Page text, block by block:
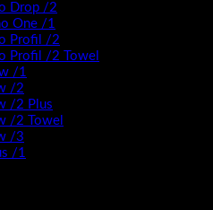
Drop /2
One /1
Profil /2
Profil /2 Towel
/1
/2
/2 Plus
/2 Towel
/3
/1